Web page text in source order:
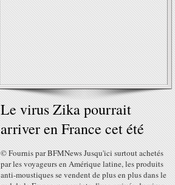
Le virus Zika pourrait
arriver en France cet été
© Fournis par BFMNews Jusqu'ici surtout achetés
par les voyageurs en Amérique latine, les produits
anti-moustiques se vendent de plus en plus dans le